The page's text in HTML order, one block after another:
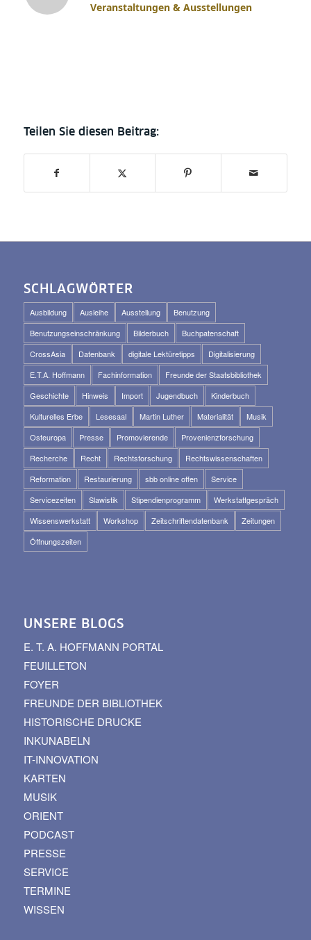
Veranstaltungen & Ausstellungen
SCHLAGWÖRTER
Ausbildung Ausleihe Ausstellung
Benutzung
Benutzungseinschränkung
Bilderbuch
Buchpatenschaft
CrossAsia
Datenbank digitale Lektüretipps
Digitalisierung
E.T.A. Hoffmann
Fachinformation
Freunde der Staatsbibliothek
Geschichte
Hinweis Import Jugendbuch
Kinderbuch
Kulturelles Erbe
Lesesaal Martin Luther Materialität
Musik
Osteuropa
Presse Promovierende
Provenienzforschung
Recherche
Recht Rechtsforschung
Rechtswissenschaften
Reformation
Restaurierung sbb online offen
Service
Servicezeiten
Slawistik Stipendienprogramm
Werkstattgespräch
Wissenswerkstatt
Workshop Zeitschriftendatenbank
Zeitungen
Öffnungszeiten
UNSERE BLOGS
E. T. A. HOFFMANN PORTAL
FEUILLETON
FOYER
FREUNDE DER BIBLIOTHEK
HISTORISCHE DRUCKE
INKUNABELN
IT-INNOVATION
KARTEN
MUSIK
ORIENT
PODCAST
PRESSE
SERVICE
TERMINE
WISSEN